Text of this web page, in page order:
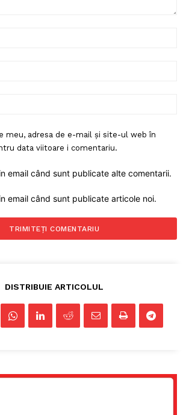
HOUSE ROMÂNIA
meu, adresa de e-mail și site-ul web în
data viitoare i comentariu.
email când sunt publicate alte comentarii.
email când sunt publicate articole noi.
DISTRIBUIE ARTICOLUL